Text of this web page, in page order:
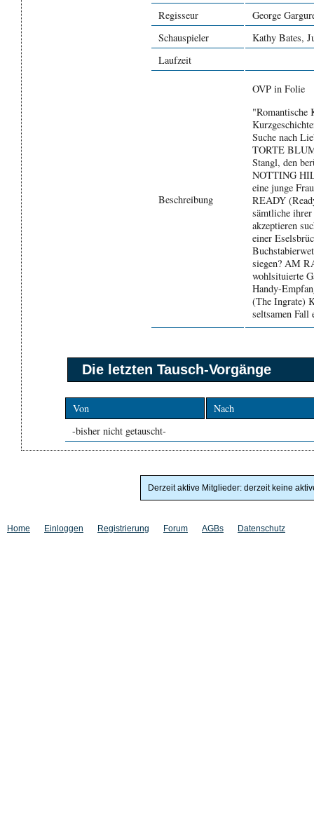
Regisseur
George
Schauspieler
Kathy Bates,
Laufzeit
Beschreibung
OVP in Folie
"Romantische
Suche nach
TORTE
Stangl, den
NOTTING
eine junge
READY
sämtliche
akzeptieren
einer
siegen? AM
wohlsituierte
Handy-
(The Ingrate)
seltsamen Fall
Die letzten Tausch-Vorgänge
Von
Nach
-bisher nicht getauscht-
Derzeit aktive Mitglieder: derzeit keine
Home Einloggen Registrierung Forum AGBs Datenschutz